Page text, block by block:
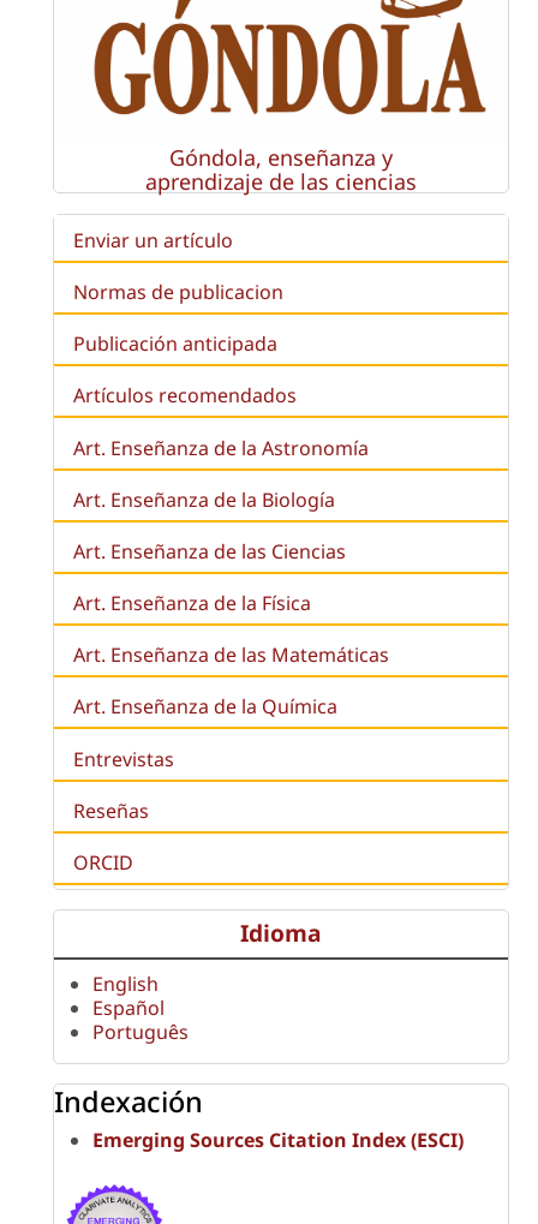
Góndola, enseñanza y
aprendizaje de las ciencias
Enviar un artículo
Normas de publicacion
Publicación anticipada
Artículos recomendados
Art. Enseñanza de la Astronomía
Art. Enseñanza de la Biología
Art. Enseñanza de las Ciencias
Art. Enseñanza de la Física
Art. Enseñanza de las Matemáticas
Art. Enseñanza de la Química
Entrevistas
Reseñas
ORCID
Idioma
English
Español
Português
Indexación
Emerging Sources Citation Index (ESCI)